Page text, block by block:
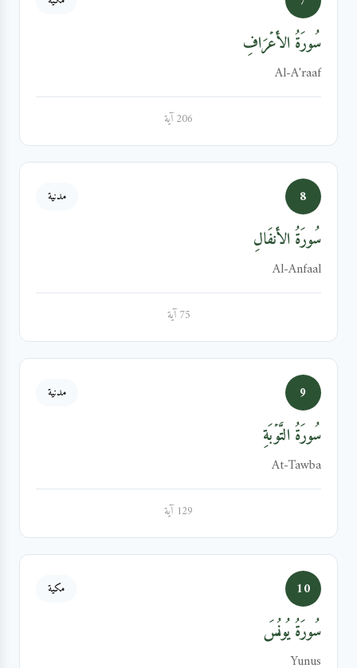
سُورَةُ الأَعۡرَافِ
Al-A'raaf
206 آية
8 مدنية
سُورَةُ الأَنفَالِ
Al-Anfaal
75 آية
9 مدنية
سُورَةُ التَّوۡبَةِ
At-Tawba
129 آية
10 مكية
سُورَةُ يُونُسَ
Yunus